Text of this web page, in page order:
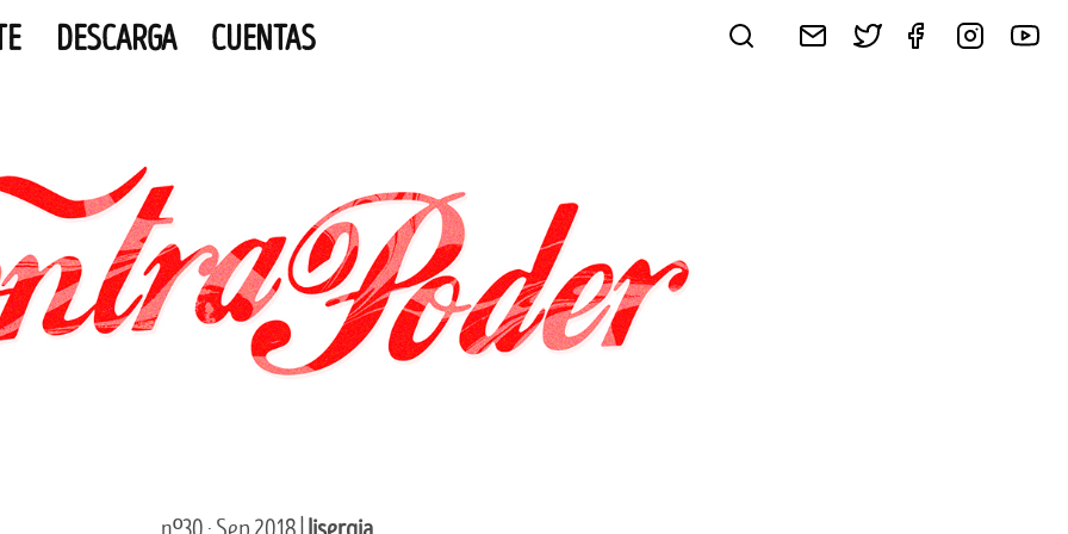
DESCARGA CUENTAS